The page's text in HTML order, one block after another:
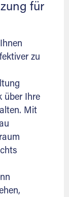
für
zu
über Ihre
Mit